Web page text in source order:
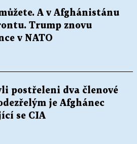
A v Afghánistánu
Trump znovu
v NATO
postřeleni dva členové
je Afghánec
se CIA